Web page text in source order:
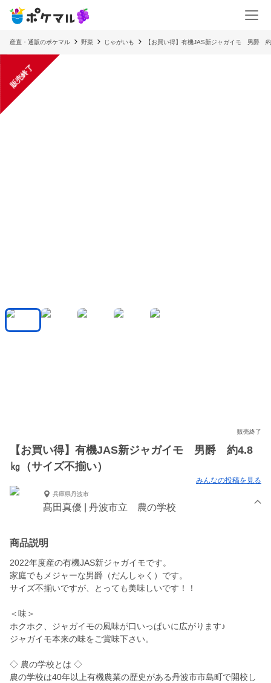
産直・通販のポケマル 野菜 じゃがいも 【お買い得】有機JAS新ジャガイモ 男爵
販売終了
販売終了
【お買い得】有機JAS新ジャガイモ 男爵 約4.8
㎏（サイズ不揃い）
みんなの投稿を見る
兵庫県丹波市
髙田真優 | 丹波市立 農の学校
商品説明
2022年度産の有機JAS新ジャガイモです。
家庭でもメジャーな男爵（だんしゃく）です。
サイズ不揃いですが、とっても美味しいです！！
＜味＞
ホクホク、ジャガイモの風味が口いっぱいに広がります♪
ジャガイモ本来の味をご賞味下さい。
◇ 農の学校とは ◇
農の学校は40年以上有機農業の歴史がある丹波市市島町で開校し